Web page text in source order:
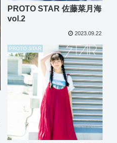
PROTO STAR 佐藤菜月海
vol.2
2023.09.22
PROTO STAR